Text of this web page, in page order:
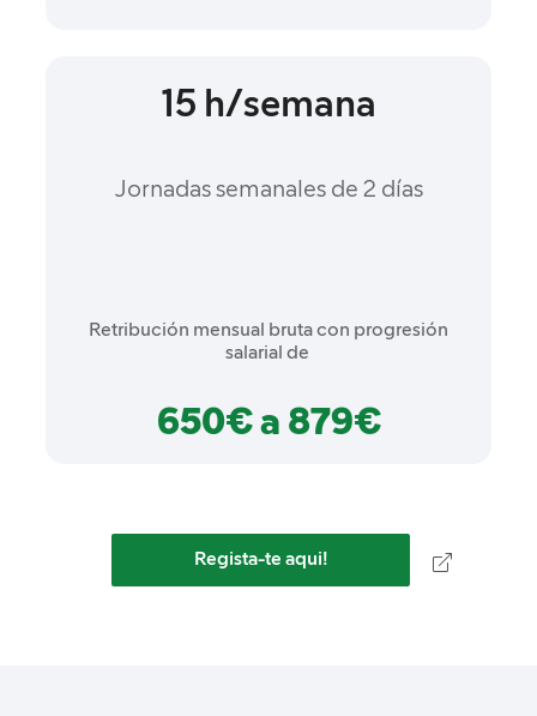
15 h/semana
Jornadas semanales de 2 días
Retribución mensual bruta con progresión
salarial de
650€ a 879€
Regista-te aqui!